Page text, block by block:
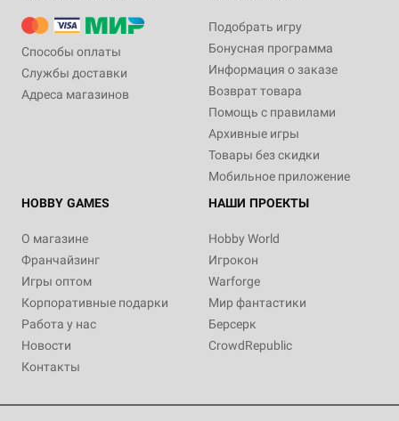
Способы оплаты
Службы доставки
Адреса магазинов
Подобрать игру
Бонусная программа
Информация о заказе
Возврат товара
Помощь с правилами
Архивные игры
Товары без скидки
Мобильное приложение
HOBBY GAMES
О магазине
Франчайзинг
Игры оптом
Корпоративные подарки
Работа у нас
Новости
Контакты
НАШИ ПРОЕКТЫ
Hobby World
Игрокон
Warforge
Мир фантастики
Берсерк
CrowdRepublic